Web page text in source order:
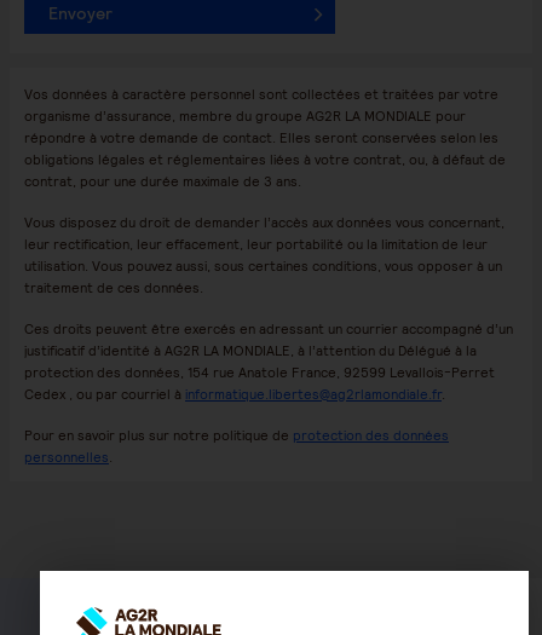
Envoyer
Vos données à caractère personnel sont collectées et traitées par votre
organisme d’assurance, membre du groupe AG2R LA MONDIALE pour
répondre à votre demande de contact. Elles seront conservées selon les
obligations légales et réglementaires liées à votre contrat, ou, à défaut de
contrat, pour une durée maximale de 3 ans.
Vous disposez du droit de demander l’accès aux données vous concernant,
leur rectification, leur effacement, leur portabilité ou la limitation de leur
utilisation. Vous pouvez aussi, sous certaines conditions, vous opposer à un
traitement de ces données.
Ces droits peuvent être exercés en adressant un courrier accompagné d’un
justificatif d’identité à AG2R LA MONDIALE, à l’attention du Délégué à la
protection des données, 154 rue Anatole France, 92599 Levallois-Perret
Cedex , ou par courriel à informatique.libertes@ag2rlamondiale.fr.
Pour en savoir plus sur notre politique de protection des données
personnelles.